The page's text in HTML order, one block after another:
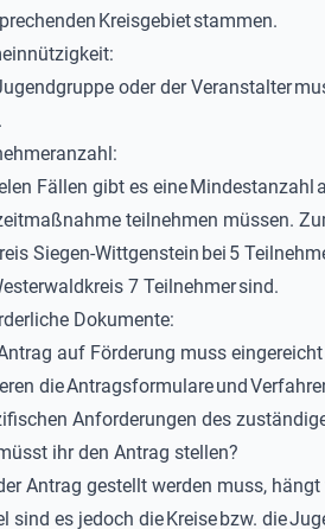
Kreisgebietstammen.
oder der Veranstalter
Fällen gibt es eineMindestanzahl
teilnehmen müssen.
Siegen-Wittgenstein bei 5
7Teilnehmersind.
Dokumente:
auf Förderung muss
dieAntragsformulareund
Anforderungen des
ihr den Antrag stellen?
Antrag gestellt werden muss,
sind es jedoch dieKreisebzw. die